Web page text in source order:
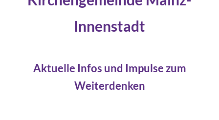
Innenstadt
Aktuelle Infos und Impulse zum
Weiterdenken